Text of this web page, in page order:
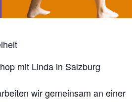
mit Linda in Salzburg
wir gemeinsam an einer